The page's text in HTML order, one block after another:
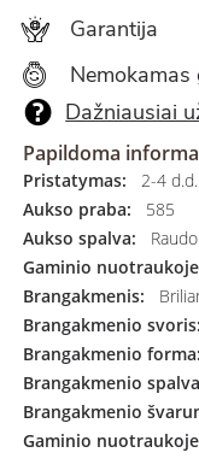
Garantija
Dažniausiai
Papildoma
Pristatymas:
2-4 d.d.
Aukso praba:
585
Aukso spalva:
Gaminio
Brangakmenis:
Brangakmenio svoris:
Brangakmenio forma:
Brangakmenio
Brangakmenio
Gaminio